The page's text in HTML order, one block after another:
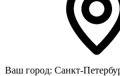
Ваш город: Санкт-